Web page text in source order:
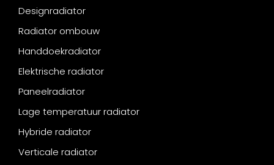
Designradiator
Radiator ombouw
Handdoekradiator
Elektrische radiator
Paneelradiator
Lage temperatuur radiator
Hybride radiator
Verticale radiator